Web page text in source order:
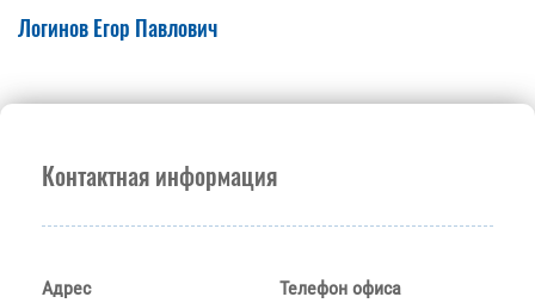
Логинов Егор Павлович
Контактная информация
Адрес Телефон офиса